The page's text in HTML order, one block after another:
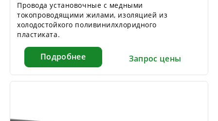
Провода установочные с медными
токопроводящими жилами, изоляцией из
холодостойкого поливинилхлоридного
пластиката.
Подробнее Запрос цены